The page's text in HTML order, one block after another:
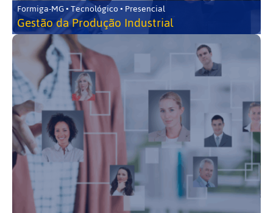
Formiga-MG • Tecnológico • Presencial
Gestão da Produção Industrial